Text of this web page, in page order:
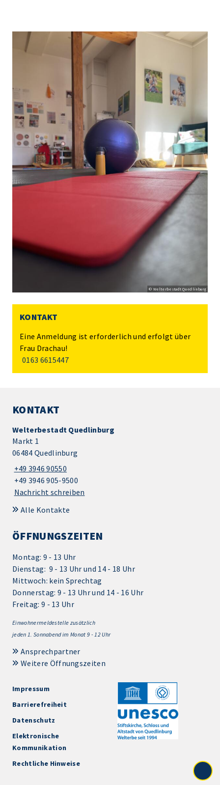
© Welterbestadt Quedlinburg
KONTAKT
Eine Anmeldung ist erforderlich und erfolgt über
Frau Drachau!
0163 6615447
KONTAKT
Welterbestadt Quedlinburg
Markt 1
06484 Quedlinburg
+49 3946 90550
+49 3946 905-9500
Nachricht schreiben
Alle Kontakte
ÖFFNUNGSZEITEN
Montag: 9 - 13 Uhr
Dienstag: 9 - 13 Uhr und 14 - 18 Uhr
Mittwoch: kein Sprechtag
Donnerstag: 9 - 13 Uhr und 14 - 16 Uhr
Freitag: 9 - 13 Uhr
Einwohnermeldestelle zusätzlich
jeden 1. Sonnabend im Monat 9 - 12 Uhr
Ansprechpartner
Weitere Öffnungszeiten
Impressum
Barrierefreiheit
Datenschutz
Elektronische
Kommunikation
Rechtliche Hinweise